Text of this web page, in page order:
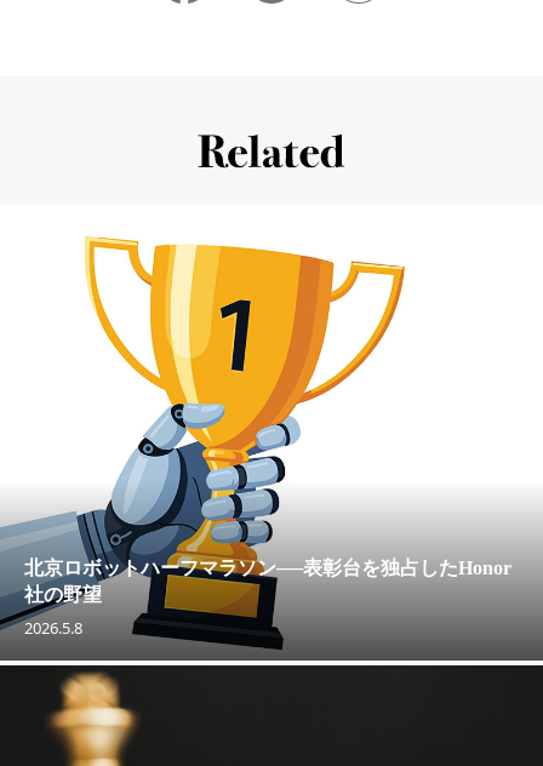
北京ロボットハーフマラソン──表彰台を独占したHonor
社の野望
2026.5.8